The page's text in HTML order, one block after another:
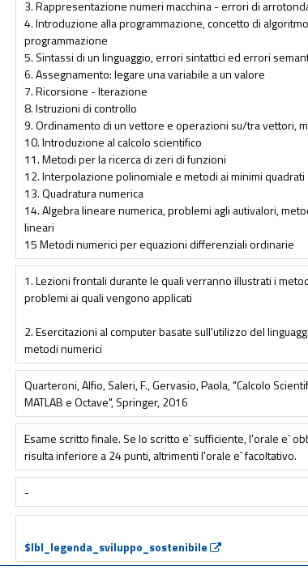
3. Rappresentazione numeri macchina - errori di
4. Introduzione alla programmazione, concetto di
programmazione
5. Sintassi di un linguaggio, errori sintattici ed errori
6. Assegnamento: legare una variabile a un valore
7. Ricorsione - Iterazione
8. Istruzioni di controllo
9. Ordinamento di un vettore e operazioni su/tra vettori,
10. Introduzione al calcolo scientifico
11. Metodi per la ricerca di zeri di funzioni
12. Interpolazione polinomiale e metodi ai minimi quadrati
13. Quadratura numerica
14. Algebra lineare numerica, problemi agli autivalori,
lineari
15 Metodi numerici per equazioni differenziali ordinarie
1. Lezioni frontali durante le quali verranno illustrati i
problemi ai quali vengono applicati
2. Esercitazioni al computer basate sull'utilizzo del
metodi numerici
Quarteroni, Alfio, Saleri, F., Gervasio, Paola, "Calcolo
MATLAB e Octave", Springer, 2016
Esame scritto finale. Se lo scritto e` sufficiente, l'orale e`
risulta inferiore a 24 punti, altrimenti l'orale e` facoltativo.
-
$lbl_legenda_sviluppo_sostenibile